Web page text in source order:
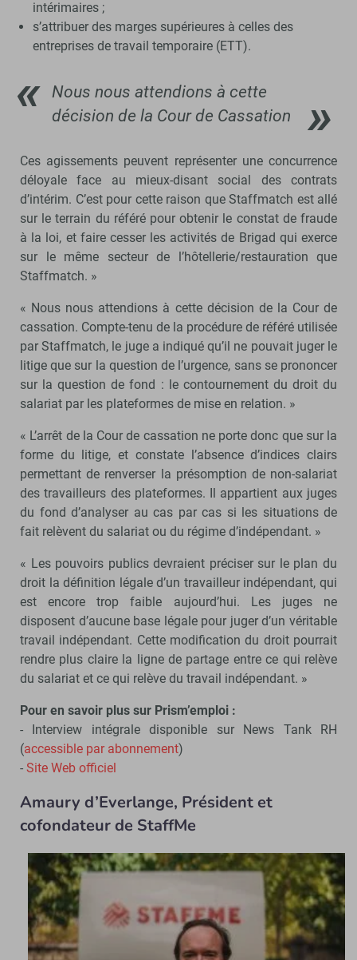
intérimaires ;
s’attribuer des marges supérieures à celles des
entreprises de travail temporaire (ETT).
Nous nous attendions à cette
décision de la Cour de Cassation
Ces agissements peuvent représenter une concurrence
déloyale face au mieux-disant social des contrats
d’intérim. C’est pour cette raison que Staffmatch est allé
sur le terrain du référé pour obtenir le constat de fraude
à la loi, et faire cesser les activités de Brigad qui exerce
sur le même secteur de l’hôtellerie/restauration que
Staffmatch. »
« Nous nous attendions à cette décision de la Cour de
cassation. Compte-tenu de la procédure de référé utilisée
par Staffmatch, le juge a indiqué qu’il ne pouvait juger le
litige que sur la question de l’urgence, sans se prononcer
sur la question de fond : le contournement du droit du
salariat par les plateformes de mise en relation. »
« L’arrêt de la Cour de cassation ne porte donc que sur la
forme du litige, et constate l’absence d’indices clairs
permettant de renverser la présomption de non-salariat
des travailleurs des plateformes. Il appartient aux juges
du fond d’analyser au cas par cas si les situations de
fait relèvent du salariat ou du régime d’indépendant. »
« Les pouvoirs publics devraient préciser sur le plan du
droit la définition légale d’un travailleur indépendant, qui
est encore trop faible aujourd’hui. Les juges ne
disposent d’aucune base légale pour juger d’un véritable
travail indépendant. Cette modification du droit pourrait
rendre plus claire la ligne de partage entre ce qui relève
du salariat et ce qui relève du travail indépendant. »
Pour en savoir plus sur Prism’emploi :
- Interview intégrale disponible sur News Tank RH
(accessible par abonnement)
- Site Web officiel
Amaury d’Everlange, Président et
cofondateur de StaffMe